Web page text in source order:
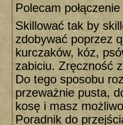
Polecam
Skillować tak by
zdobywać poprzez
kurczaków, kóz,
zabiciu. Zręczność
Do tego sposobu
przeważnie pusta,
kosę i masz
Poradnik do